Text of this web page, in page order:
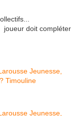
joueur doit compléter